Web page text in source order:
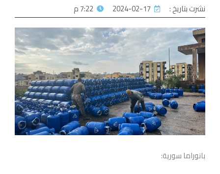
نشرت بتاريخ : 2024-02-17 7:22 م
بانوراما سورية: